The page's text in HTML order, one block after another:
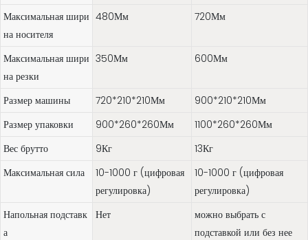
Максимальная шири
на носителя
480Мм 720Мм
Максимальная шири
на резки
350Мм 600Мм
Размер машины 720*210*210Мм
900*210*210Мм
Размер упаковки
900*260*260Мм
1100*260*260Мм
Вес брутто
9Кг
13Кг
Максимальная сила
10-1000 г (цифровая
регулировка)
10-1000 г (цифровая
регулировка)
Напольная подставк
а
Нет
можно выбрать с
подставкой или без нее